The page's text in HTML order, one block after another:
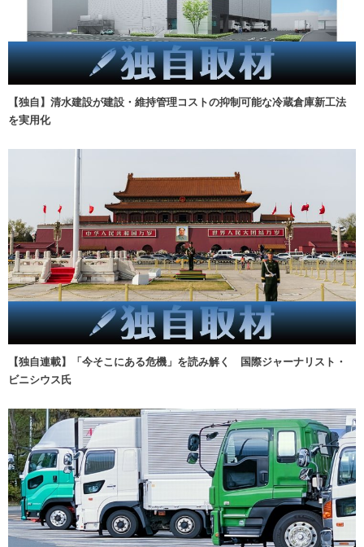
【独自】清水建設が建設・維持管理コストの抑制可能な冷蔵倉庫新工法
を実用化
【独自連載】「今そこにある危機」を読み解く 国際ジャーナリスト・
ビニシウス氏